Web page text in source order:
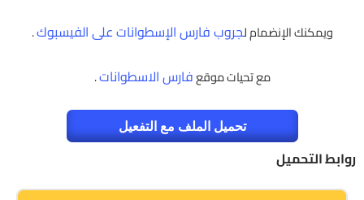
ويمكنك الإنضمام لجروب فارس الإسطوانات على الفيسبوك.
مع تحيات موقعفارس الاسطوانات.
تحميل الملف مع التفعيل
روابط التحميل